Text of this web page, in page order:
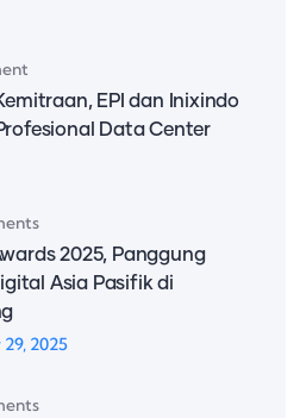
EPI dan Inixindo
Data Center
2025, Panggung
Asia Pasifik di
2025